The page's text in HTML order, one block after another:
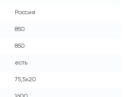
Россия
850
850
есть
75,5x20